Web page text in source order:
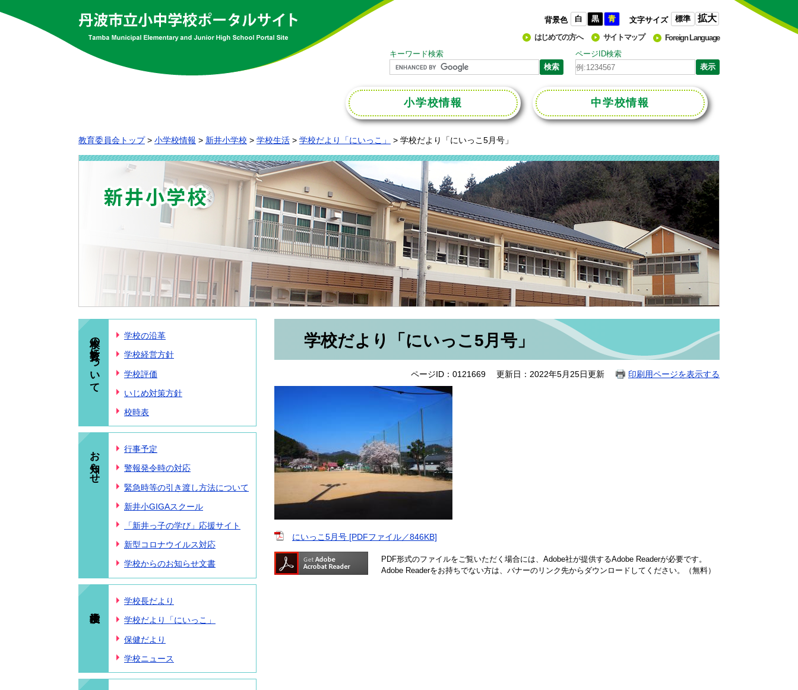
背景色 白 黒 青 文字サイズ 標準 拡大
はじめての方へ サイトマップ
Foreign Language
キーワード検索
ページID検索
小学校情報 中学校情報
教育委員会トップ > 小学校情報 > 新井小学校 > 学校生活 > 学校だより「にいっこ」 > 学校だより「にいっこ5月号」
本校の教育について 学校の沿革
学校経営方針
学校評価
いじめ対策方針
校時表
お知らせ 行事予定
警報発令時の対応
緊急時等の引き渡し方法について
新井小GIGAスクール
「新井っ子の学び」応援サイト
新型コロナウイルス対応
学校からのお知らせ文書
学校長だより
学校だより「にいっこ」
保健だより
学校ニュース
学校だより「にいっこ5月号」
ページID：0121669 更新日：2022年5月25日更新 印刷用ページを表示する
にいっこ5月号 [PDFファイル／846KB]
PDF形式のファイルをご覧いただく場合には、Adobe社が提供するAdobe Readerが必要です。
Adobe Readerをお持ちでない方は、バナーのリンク先からダウンロードしてください。（無料）